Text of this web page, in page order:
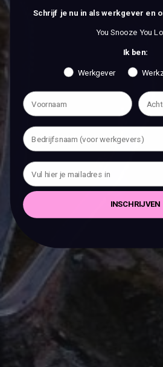
Schrijf je nu in als werkgever en
You Snooze You
Ik ben:
Werkgever
INSCHRIJVEN